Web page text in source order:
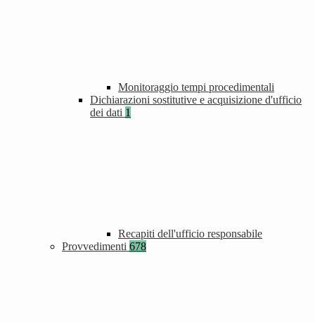
Monitoraggio tempi procedimentali
Dichiarazioni sostitutive e acquisizione d'ufficio
dei dati 1
Recapiti dell'ufficio responsabile
Provvedimenti 678